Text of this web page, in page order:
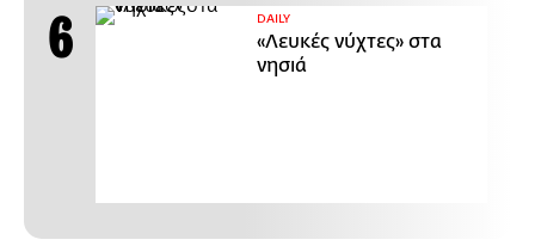
DAILY
«Λευκές νύχτες» στα
νησιά